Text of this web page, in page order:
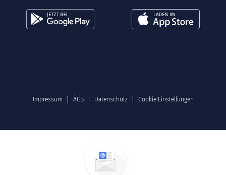
Impressum AGB Datenschutz Cookie Einstellungen